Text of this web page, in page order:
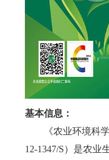
基本信息：
《农业环境科
12-1347/S）是农业